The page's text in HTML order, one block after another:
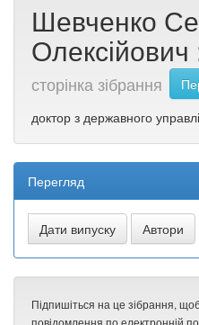
Шевченко
Олексійович
сторінка зібрання
доктор з державного
Перегляд
Підпишіться на це зібрання,